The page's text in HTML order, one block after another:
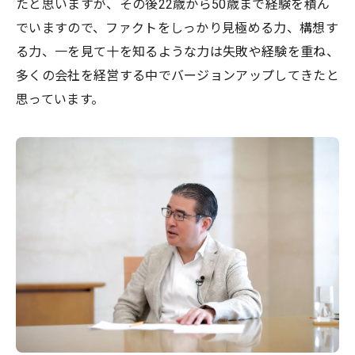
たと思いますが、その後22歳から50歳まで経験を積ん
でいますので、ファクトをしっかり見極める力、構想す
る力、一を見て十を知るような力は失敗や経験を重ね、
多くの会社を経営する中でバージョンアップしてきたと
思っています。